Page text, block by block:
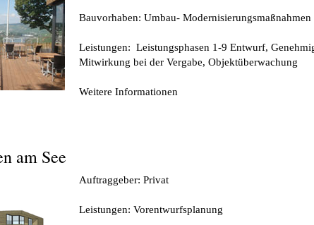
Bauvorhaben: Umbau- Modernisierungsmaßnahmen
Leistungen: Leistungsphasen 1-9 Entwurf,
Mitwirkung bei der Vergabe, Objektüberwachung
Weitere Informationen
am See
Auftraggeber: Privat
Leistungen: Vorentwurfsplanung